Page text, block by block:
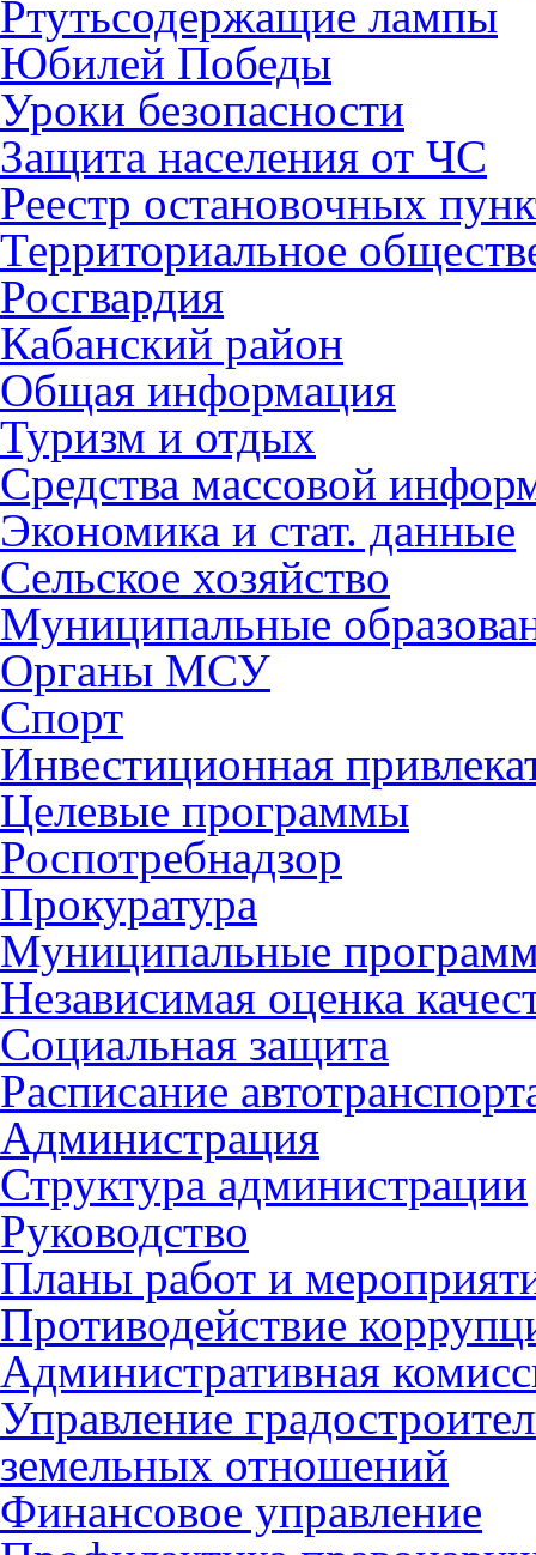
Ртутьсодержащие лампы
Юбилей Победы
Уроки безопасности
Защита населения от ЧС
Реестр остановочных
Территориальное
Росгвардия
Кабанский район
Общая информация
Туризм и отдых
Средства массовой
Экономика и стат. данные
Сельское хозяйство
Муниципальные
Органы МСУ
Спорт
Инвестиционная
Целевые программы
Роспотребнадзор
Прокуратура
Муниципальные
Независимая оценка
Социальная защита
Расписание
Администрация
Структура администрации
Руководство
Планы работ и
Противодействие
Административная
Управление
земельных отношений
Финансовое управление